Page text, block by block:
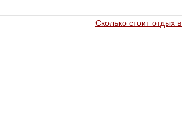
Сколько стоит отдых